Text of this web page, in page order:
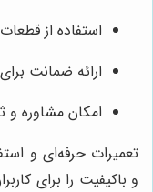
استفاده از
ارائه ضمانت
امکان مشاوره و
تعمیرات حرفه‌ای و
و باکیفیت را برای